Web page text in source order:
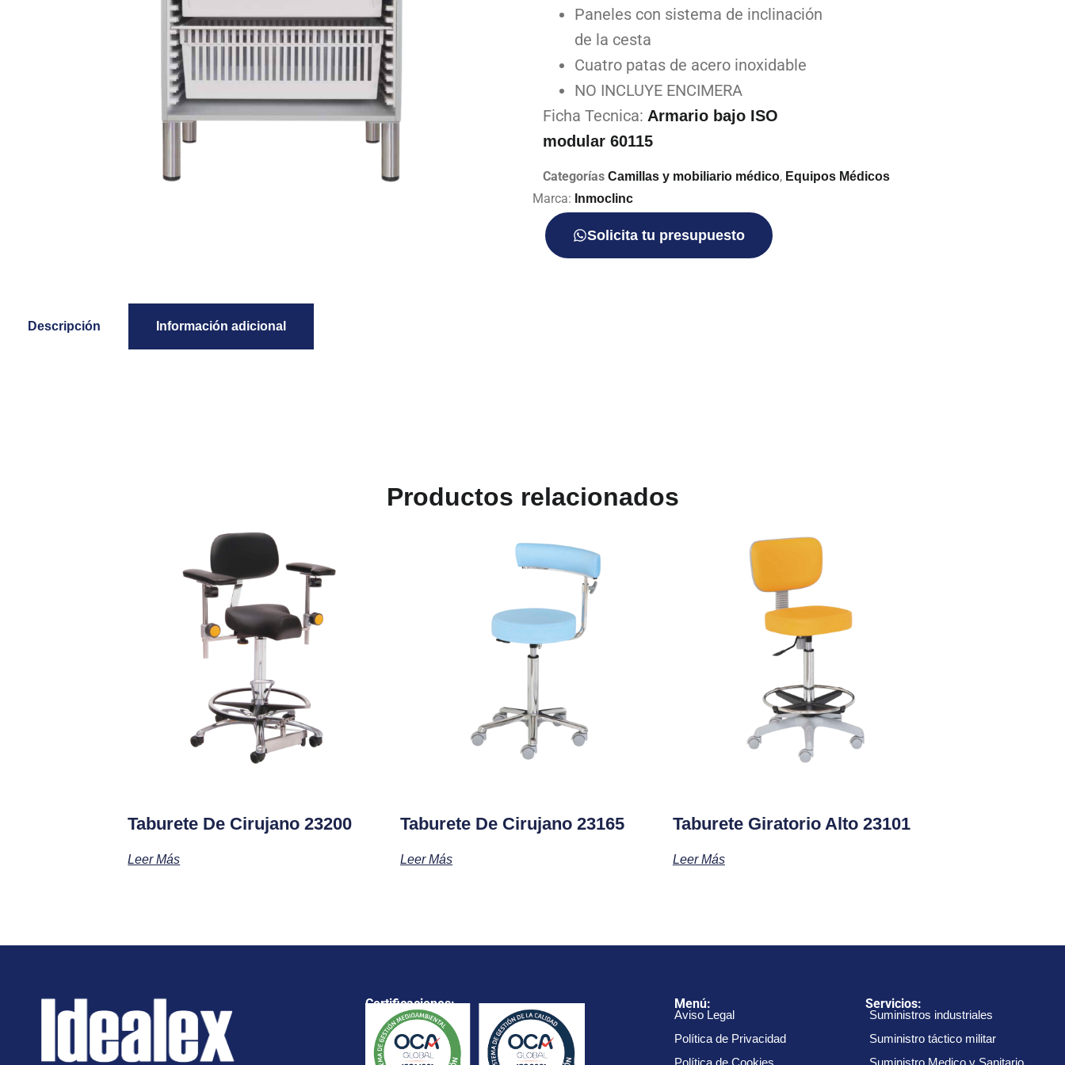
Paneles con sistema de inclinación
de la cesta
Cuatro patas de acero inoxidable
NO INCLUYE ENCIMERA
Ficha Tecnica: Armario bajo ISO
modular 60115
Categorías Camillas y mobiliario médico, Equipos Médicos
Marca: Inmoclinc
Solicita tu presupuesto
Descripción Información adicional
Productos relacionados
Taburete De Cirujano 23200
Leer Más
Taburete De Cirujano 23165
Leer Más
Taburete Giratorio Alto 23101
Leer Más
Certificaciones: Menú:
Aviso Legal
Política de Privacidad
Política de Cookies
Servicios:
Suministros industriales
Suministro táctico militar
Suministro Medico y Sanitario